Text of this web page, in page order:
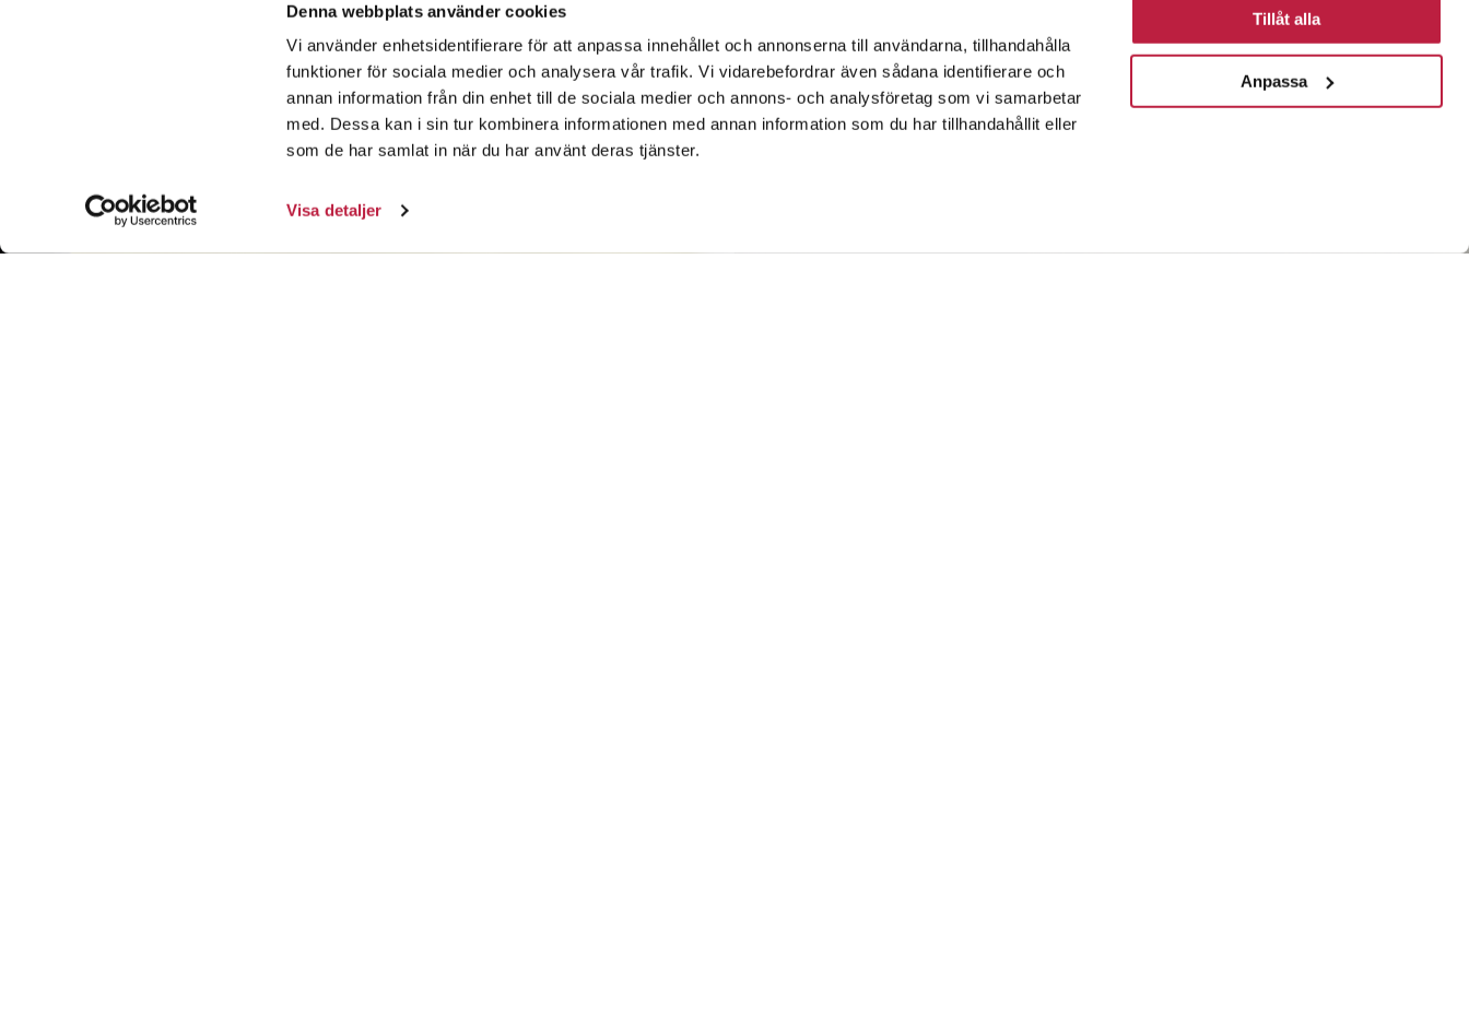
Denna webbplats använder cookies
Vi använder enhetsidentifierare för att anpassa innehållet och annonserna till användarna, tillhandahålla
funktioner för sociala medier och analysera vår trafik. Vi vidarebefordrar även sådana identifierare och
annan information från din enhet till de sociala medier och annons- och analysföretag som vi samarbetar
med. Dessa kan i sin tur kombinera informationen med annan information som du har tillhandahållit eller
som de har samlat in när du har använt deras tjänster.
Visa detaljer
Tillåt alla
Anpassa